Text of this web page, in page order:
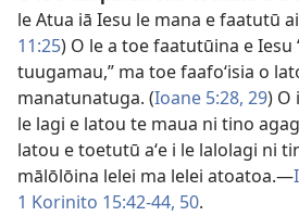
le Atua iā Iesu le mana e faatutū
11:25) O le a toe faatutūina e Iesu
tuugamau,” ma toe faafoʻisia o
manatunatuga. (Ioane 5:28, 29) O
le lagi e latou te maua ni tino
latou e toetutū aʻe i le lalolagi ni
mālōlōina lelei ma lelei atoatoa.—
1 Korinito 15:42-44, 50.